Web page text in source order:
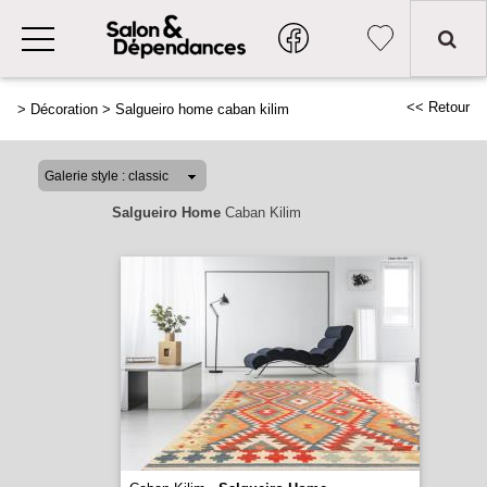
> Décoration > Salgueiro home caban kilim << Retour
Salgueiro HomeCaban Kilim